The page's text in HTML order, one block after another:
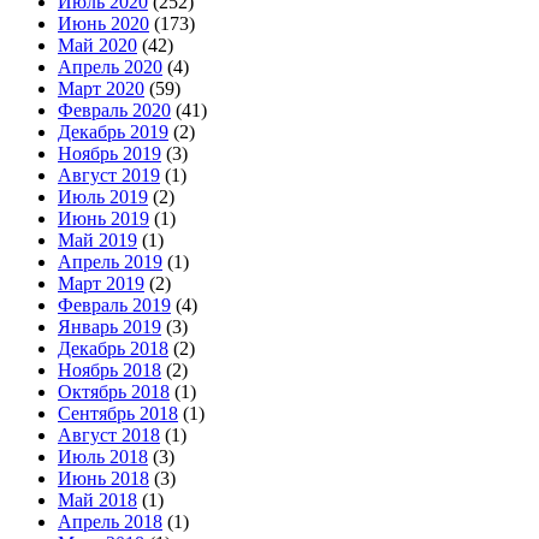
Июнь 2020 (173)
Май 2020 (42)
Апрель 2020 (4)
Март 2020 (59)
Февраль 2020 (41)
Декабрь 2019 (2)
Ноябрь 2019 (3)
Август 2019 (1)
Июль 2019 (2)
Июнь 2019 (1)
Май 2019 (1)
Апрель 2019 (1)
Март 2019 (2)
Февраль 2019 (4)
Январь 2019 (3)
Декабрь 2018 (2)
Ноябрь 2018 (2)
Октябрь 2018 (1)
Сентябрь 2018 (1)
Август 2018 (1)
Июль 2018 (3)
Июнь 2018 (3)
Май 2018 (1)
Апрель 2018 (1)